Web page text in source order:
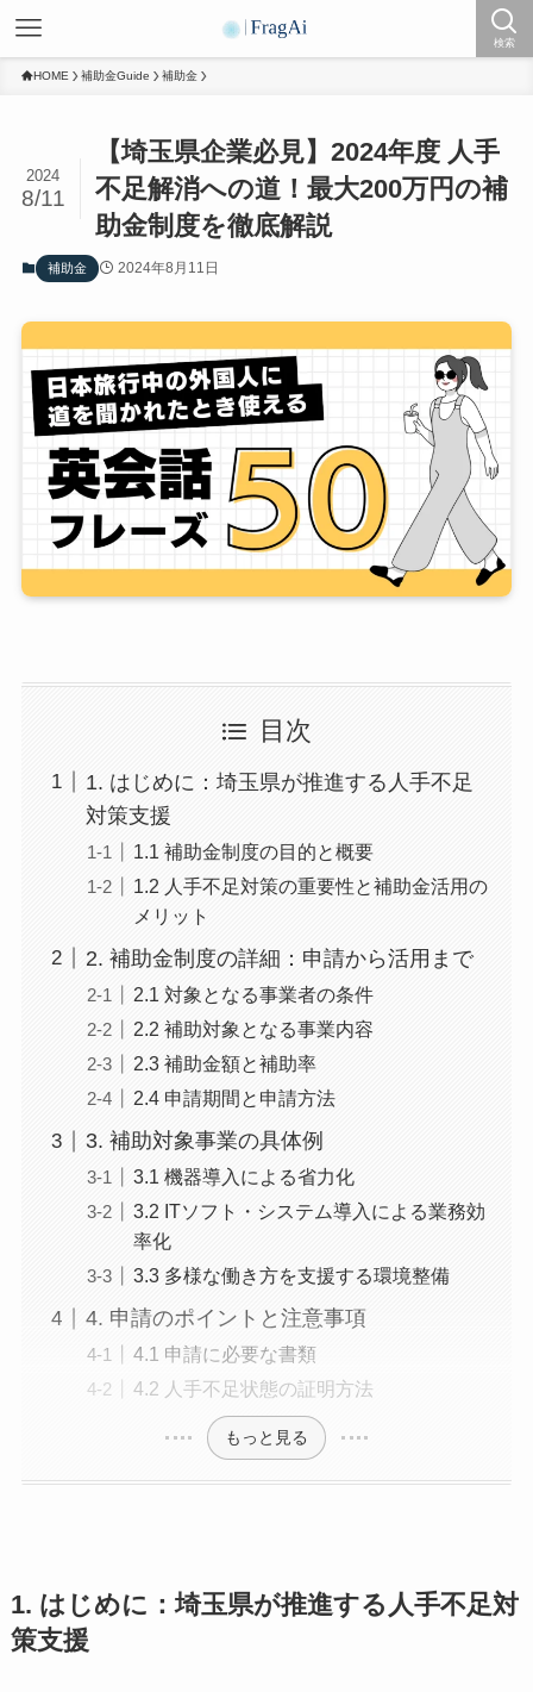
検索
HOME 補助金Guide 補助金
【埼玉県企業必見】2024年度 人手
不足解消への道！最大200万円の補
助金制度を徹底解説
2024
8/11
補助金 2024年8月11日
目次
1. はじめに：埼玉県が推進する人手不足
対策支援
1.1 補助金制度の目的と概要
1.2 人手不足対策の重要性と補助金活用の
メリット
2. 補助金制度の詳細：申請から活用まで
2.1 対象となる事業者の条件
2.2 補助対象となる事業内容
2.3 補助金額と補助率
2.4 申請期間と申請方法
3. 補助対象事業の具体例
3.1 機器導入による省力化
3.2 ITソフト・システム導入による業務効
率化
3.3 多様な働き方を支援する環境整備
4. 申請のポイントと注意事項
4.1 申請に必要な書類
4.2 人手不足状態の証明方法
もっと見る
1. はじめに：埼玉県が推進する人手不足対
策支援